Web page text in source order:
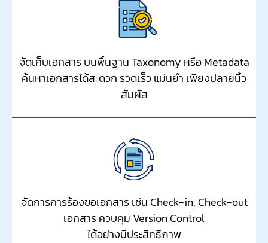
จัดเก็บเอกสาร บนพื้นฐาน Taxonomy หรือ Metadata
ค้นหาเอกสารได้สะดวก รวดเร็ว แม่นยำ เพียงปลายนิ้ว
สัมผัส
จัดการการร้องขอเอกสาร เช่น Check-in, Check-out
เอกสาร ควบคุม Version Control
ได้อย่างมีประสิทธิภาพ